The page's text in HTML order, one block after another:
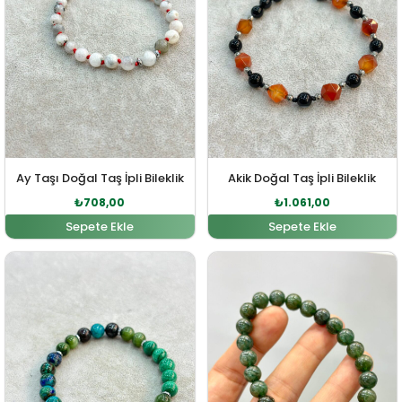
Ay Taşı Doğal Taş İpli Bileklik
₺708,00
Sepete Ekle
Akik Doğal Taş İpli Bileklik
₺1.061,00
Sepete Ekle
Orijinal fiyat: ₺2.646,00.Şu andaki fiyat: ₺2.406,00. Orijinal fiyat:Şu andaki